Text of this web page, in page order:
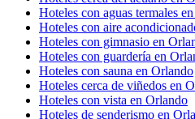
Hoteles con aguas termales
Hoteles con aire
Hoteles con gimnasio en
Hoteles con guardería en
Hoteles con sauna en Orlando
Hoteles cerca de viñedos en
Hoteles con vista en Orlando
Hoteles de senderismo en